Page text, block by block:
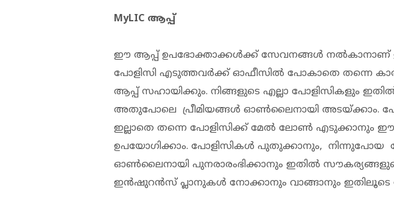
MyLIC ആപ്പ്
ഈ ആപ്പ് ഉപഭോക്താക്കൾക്ക് സേവനങ്ങൾ നൽകാനാണ്
പോളിസി എടുത്തവർക്ക് ഓഫീസിൽ പോകാതെ തന്നെ
ആപ്പ് സഹായിക്കും. നിങ്ങളുടെ എല്ലാ പോളിസികളും
അതുപോലെ പ്രീമിയങ്ങൾ ഓൺലൈനായി അടയ്ക്കാം.
ഇല്ലാതെ തന്നെ പോളിസിക്ക് മേൽ ലോൺ എടുക്കാനും
ഉപയോഗിക്കാം. പോളിസികൾ പുതുക്കാനും, നിന്നുപോയ
ഓൺലൈനായി പുനരാരംഭിക്കാനും ഇതിൽ
ഇൻഷുറൻസ് പ്ലാനുകൾ നോക്കാനും വാങ്ങാനും ഇതിലൂടെ